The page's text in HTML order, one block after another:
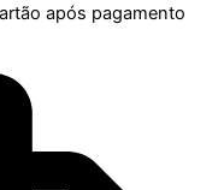
após pagamento